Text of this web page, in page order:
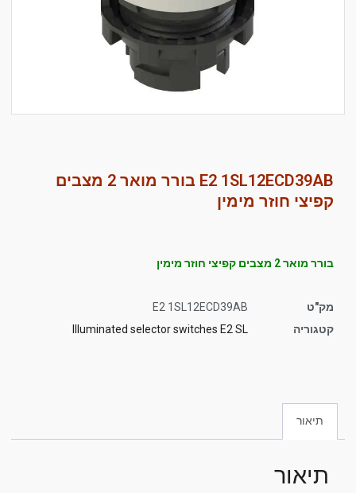
סמן קישורים
לאפס
כל
האפשרויות
cached
E2 1SL12ECD39AB בורר מואר 2 מצבים
קפיצי חוזר מימין
בורר מואר 2 מצבים קפיצי חוזר מימין
מק"ט
E2 1SL12ECD39AB
קטגוריה
Illuminated selector switches E2 SL
תיאור
תיאור